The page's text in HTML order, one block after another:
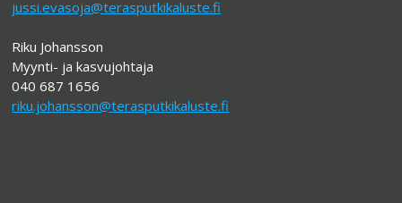
jussi.evasoja@terasputkikaluste.fi
Riku Johansson
Myynti- ja kasvujohtaja
040 687 1656
riku.johansson@terasputkikaluste.fi